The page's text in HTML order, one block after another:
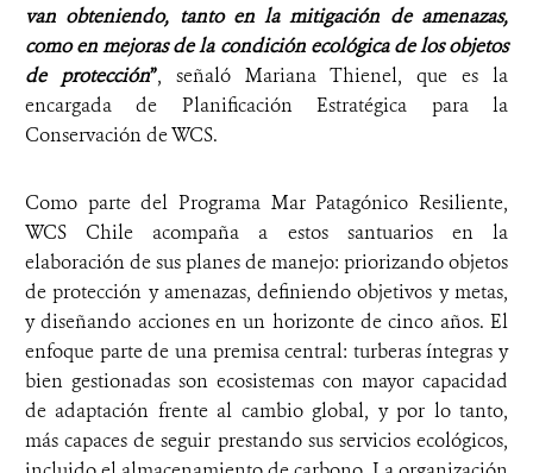
van obteniendo, tanto en la mitigación de amenazas,
como en mejoras de la condición ecológica de los objetos
de protección”, señaló Mariana Thienel, que es la
encargada de Planificación Estratégica para la
Conservación de WCS.
Como parte del Programa Mar Patagónico Resiliente,
WCS Chile acompaña a estos santuarios en la
elaboración de sus planes de manejo: priorizando objetos
de protección y amenazas, definiendo objetivos y metas,
y diseñando acciones en un horizonte de cinco años. El
enfoque parte de una premisa central: turberas íntegras y
bien gestionadas son ecosistemas con mayor capacidad
de adaptación frente al cambio global, y por lo tanto,
más capaces de seguir prestando sus servicios ecológicos,